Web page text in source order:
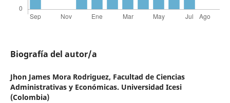
Biografía del autor/a
Jhon James Mora Rodriguez, Facultad de Ciencias
Administrativas y Económicas. Universidad Icesi
(Colombia)